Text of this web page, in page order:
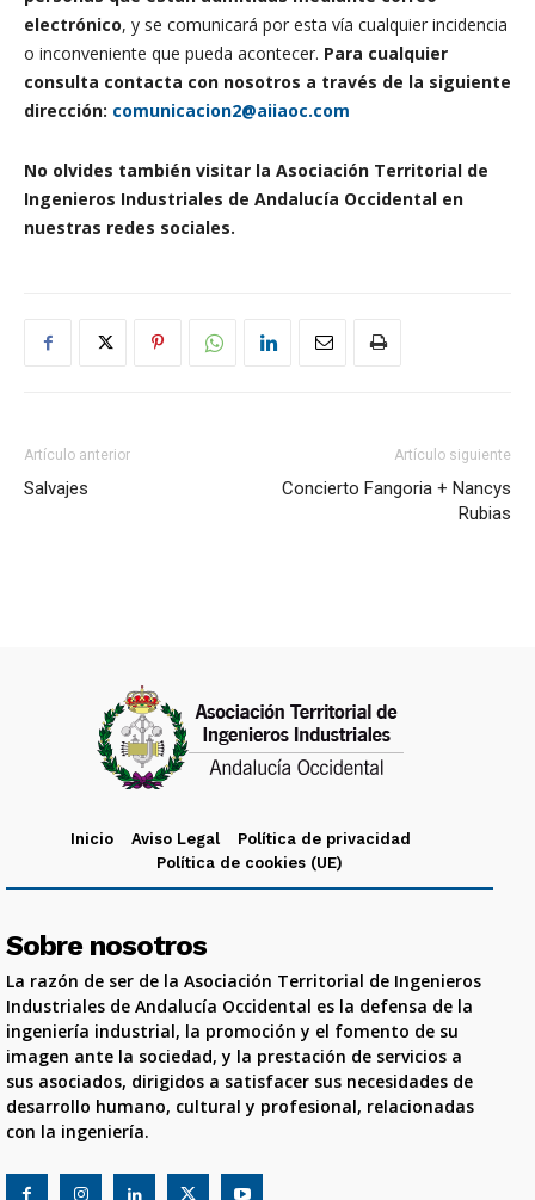
electrónico, y se comunicará por esta vía cualquier incidencia
o inconveniente que pueda acontecer. Para cualquier
consulta contacta con nosotros a través de la siguiente
dirección: comunicacion2@aiiaoc.com
No olvides también visitar la Asociación Territorial de
Ingenieros Industriales de Andalucía Occidental en
nuestras redes sociales.
Artículo anterior
Salvajes
Artículo siguiente
Concierto Fangoria + Nancys
Rubias
Inicio Aviso Legal
Política de privacidad
Política de cookies (UE)
Sobre nosotros
La razón de ser de la Asociación Territorial de Ingenieros
Industriales de Andalucía Occidental es la defensa de la
ingeniería industrial, la promoción y el fomento de su
imagen ante la sociedad, y la prestación de servicios a
sus asociados, dirigidos a satisfacer sus necesidades de
desarrollo humano, cultural y profesional, relacionadas
con la ingeniería.